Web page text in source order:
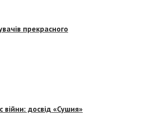
прекрасного
досвід «Сушия»